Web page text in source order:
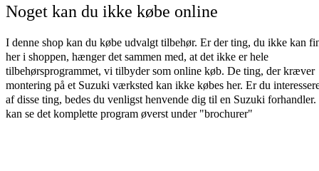
Noget kan du ikke købe online
I denne shop kan du købe udvalgt tilbehør. Er der ting, du ikke kan
her i shoppen, hænger det sammen med, at det ikke er hele
tilbehørsprogrammet, vi tilbyder som online køb. De ting, der kræver
montering på et Suzuki værksted kan ikke købes her. Er du
af disse ting, bedes du venligst henvende dig til en Suzuki
kan se det komplette program øverst under "brochurer"